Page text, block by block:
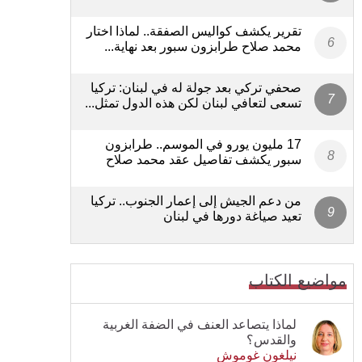
تقرير يكشف كواليس الصفقة.. لماذا اختار
محمد صلاح طرابزون سبور بعد نهاية...
صحفي تركي بعد جولة له في لبنان: تركيا
تسعى لتعافي لبنان لكن هذه الدول تمثل...
17 مليون يورو في الموسم.. طرابزون
سبور يكشف تفاصيل عقد محمد صلاح
من دعم الجيش إلى إعمار الجنوب.. تركيا
تعيد صياغة دورها في لبنان
مواضيع الكتاب
لماذا يتصاعد العنف في الضفة الغربية
والقدس؟
نيلغون غوموش